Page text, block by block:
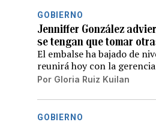
GOBIERNO
Jenniffer González
se tengan que tomar
El embalse ha bajado de
reunirá hoy con la
Por Gloria Ruiz Kuilan
GOBIERNO